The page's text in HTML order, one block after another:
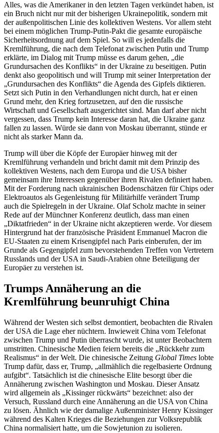
Alles, was die Amerikaner in den letzten Tagen verkündet haben, ist
ein Bruch nicht nur mit der bisherigen Ukrainepolitik, sondern mit
der außenpolitischen Linie des kollektiven Westens. Vor allem steht
bei einem möglichen Trump-Putin-Pakt die gesamte europäische
Sicherheitsordnung auf dem Spiel. So will es jedenfalls die
Kremlführung, die nach dem Telefonat zwischen Putin und Trump
erklärte, im Dialog mit Trump müsse es darum gehen, „die
Grundursachen des Konflikts“ in der Ukraine zu beseitigen. Putin
denkt also geopolitisch und will Trump mit seiner Interpretation der
„Grundursachen des Konflikts“ die Agenda des Gipfels diktieren.
Setzt sich Putin in den Verhandlungen nicht durch, hat er einen
Grund mehr, den Krieg fortzusetzen, auf den die russische
Wirtschaft und Gesellschaft ausgerichtet sind. Man darf aber nicht
vergessen, dass Trump kein Interesse daran hat, die Ukraine ganz
fallen zu lassen. Würde sie dann von Moskau überrannt, stünde er
nicht als starker Mann da.
Trump will über die Köpfe der Europäer hinweg mit der
Kremlführung verhandeln und bricht damit mit dem Prinzip des
kollektiven Westens, nach dem Europa und die USA bisher
gemeinsam ihre Interessen gegenüber ihren Rivalen definiert haben.
Mit der Forderung nach ukrainischen Bodenschätzen für Chips oder
Elektroautos als Gegenleistung für Militärhilfe verändert Trump
auch die Spielregeln in der Ukraine. Olaf Scholz machte in seiner
Rede auf der Münchner Konferenz deutlich, dass man einen
„Diktatfrieden“ in der Ukraine nicht akzeptieren werde. Vor diesem
Hintergrund hat der französische Präsident Emmanuel Macron die
EU-Staaten zu einem Krisengipfel nach Paris einberufen, der im
Grunde als Gegengipfel zum bevorstehenden Treffen von Vertretern
Russlands und der USA in Saudi-Arabien ohne Beteiligung der
Europäer zu verstehen ist.
Trumps Annäherung an die
Kremlführung beunruhigt China
Während der Westen sich selbst demontiert, beobachten die Rivalen
der USA die Lage eher nüchtern. Inwieweit China vom Telefonat
zwischen Trump und Putin überrascht wurde, ist unter Beobachtern
umstritten. Chinesische Medien feiern bereits die „Rückkehr zum
Realismus“ in der Welt. Die chinesische Zeitung Global Times lobte
Trump dafür, dass er, Trump, „allmählich die regelbasierte Ordnung
aufgibt“. Tatsächlich ist die chinesische Elite besorgt über die
Annäherung zwischen Washington und Moskau. Dieser Ansatz
wird allgemein als „Kissinger rückwärts“ bezeichnet: also der
Versuch, Russland durch eine Annäherung an die USA von China
zu lösen. Ähnlich wie der damalige Außenminister Henry Kissinger
während des Kalten Krieges die Beziehungen zur Volksrepublik
China normalisiert hatte, um die Sowjetunion zu isolieren.